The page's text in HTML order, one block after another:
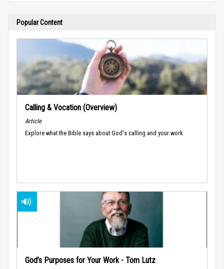
Popular Content
Calling & Vocation (Overview)
Article
Explore what the Bible says about God's calling and your work.
God’s Purposes for Your Work - Tom Lutz